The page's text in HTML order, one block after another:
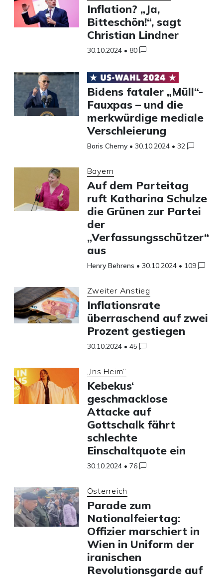
Inflation? „Ja,
Bitteschön!“, sagt
Christian Lindner
30.10.2024 • 80
Bidens fataler „Müll“-
Fauxpas – und die
merkwürdige mediale
Verschleierung
Boris Cherny • 30.10.2024 • 32
Bayern
Auf dem Parteitag
ruft Katharina Schulze
die Grünen zur Partei
der
„Verfassungsschützer“
aus
Henry Behrens • 30.10.2024 • 109
Zweiter Anstieg
Inflationsrate
überraschend auf zwei
Prozent gestiegen
30.10.2024 • 45
„Ins Heim“
Kebekus‘
geschmacklose
Attacke auf
Gottschalk fährt
schlechte
Einschaltquote ein
30.10.2024 • 76
Österreich
Parade zum
Nationalfeiertag:
Offizier marschiert in
Wien in Uniform der
iranischen
Revolutionsgarde auf